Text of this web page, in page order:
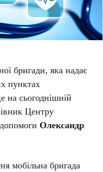
бригади, яка надає
пунктах
на сьогоднішній
Центру
Олександр
мобільна бригада